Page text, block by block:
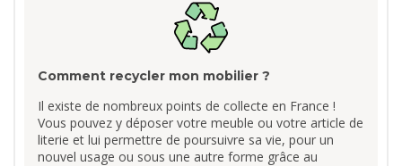
Comment recycler mon mobilier ?
Il existe de nombreux points de collecte en France !
Vous pouvez y déposer votre meuble ou votre article de
literie et lui permettre de poursuivre sa vie, pour un
nouvel usage ou sous une autre forme grâce au